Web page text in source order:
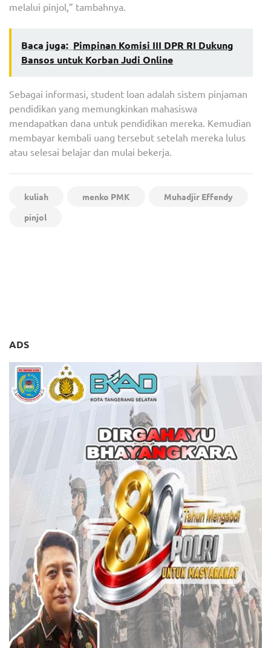
melalui pinjol,” tambahnya.
Baca juga: Pimpinan Komisi III DPR RI Dukung
Bansos untuk Korban Judi Online
Sebagai informasi, student loan adalah sistem pinjaman
pendidikan yang memungkinkan mahasiswa
mendapatkan dana untuk pendidikan mereka. Kemudian
membayar kembali uang tersebut setelah mereka lulus
atau selesai belajar dan mulai bekerja.
kuliah menko PMK
Muhadjir Effendy
pinjol
ADS